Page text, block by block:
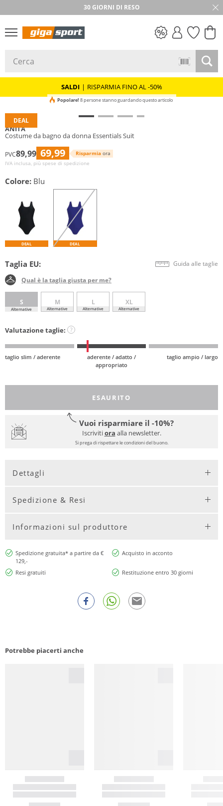
30 GIORNI DI RESO
SALDI | RISPARMIA FINO AL -50%
DEAL
Popolare! 8 persone stanno guardando questo articolo
ANITA
Costume da bagno da donna Essentials Suit
PVC89,99 69,99 Risparmia ora
IVA inclusa, più spese di spedizione
Colore: Blu
DEAL DEAL
Taglia EU: Guida alle taglie
Qual è la taglia giusta per me?
S
Alternative
M
Alternative
L
Alternative
XL
Alternative
Valutazione taglie: ?
taglio slim / aderente
aderente / adatto /
appropriato
taglio ampio / largo
ESAURITO
Vuoi risparmiare il -10%?
Iscrivitiora alla newsletter.
Si prega di rispettare le condizioni del buono.
Dettagli
Spedizione & Resi
Informazioni sul produttore
Spedizione gratuita* a partire da €
129,-
Acquisto in acconto
Resi gratuiti Restituzione entro 30 giorni
Potrebbe piacerti anche